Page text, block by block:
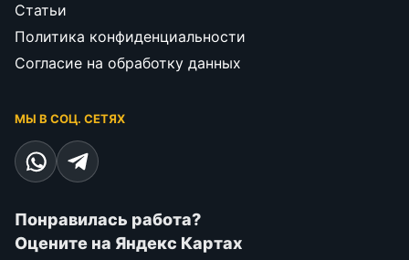
Статьи
Политика конфиденциальности
Согласие на обработку данных
МЫ В СОЦ. СЕТЯХ
Понравилась работа?
Оцените на Яндекс Картах